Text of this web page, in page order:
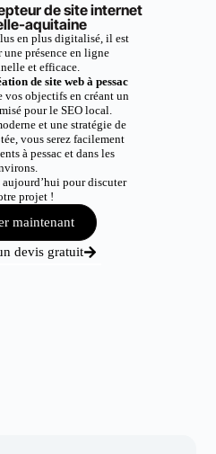
de site internet
aquitaine
en plus digitalisé, il est
une présence en ligne
et efficace.
de site web à pessac
vos objectifs en créant un
pour le SEO local.
et une stratégie de
vous serez facilement
à pessac et dans les
pour discuter
projet !
maintenant
devis gratuit